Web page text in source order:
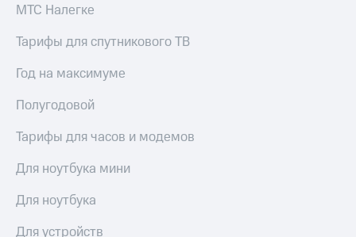
МТС Налегке
Тарифы для спутникового ТВ
Год на максимуме
Полугодовой
Тарифы для часов и модемов
Для ноутбука мини
Для ноутбука
Для устройств